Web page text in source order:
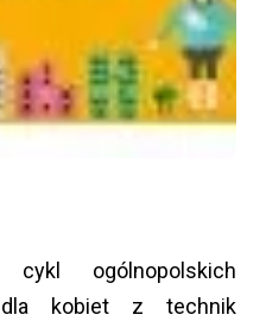
ogólnopolskich
dla kobiet z technik